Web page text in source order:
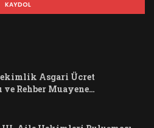
Asgari Ücret
ve Rehber Muayene…